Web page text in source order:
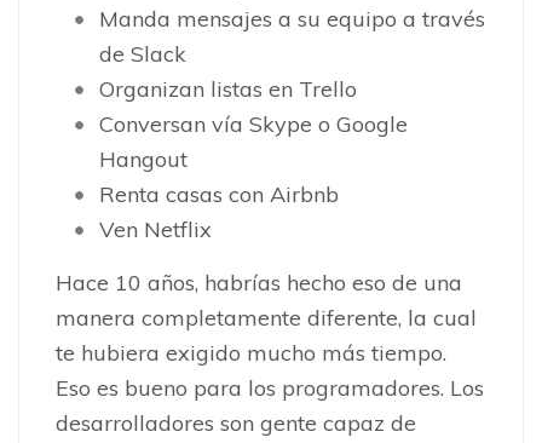
Manda mensajes a su equipo a través
de Slack
Organizan listas en Trello
Conversan vía Skype o Google
Hangout
Renta casas con Airbnb
Ven Netflix
Hace 10 años, habrías hecho eso de una
manera completamente diferente, la cual
te hubiera exigido mucho más tiempo.
Eso es bueno para los programadores. Los
desarrolladores son gente capaz de